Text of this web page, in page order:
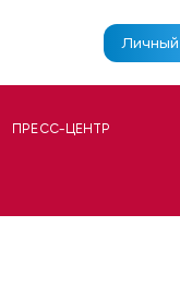
Личный
ПРЕСС-ЦЕНТР